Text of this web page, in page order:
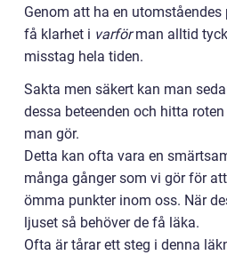
Genom att ha en
få klarhet i varförman alltid
misstag hela tiden.
Sakta men säkert kan man
dessa beteenden och hitta
man gör.
Detta kan ofta vara en
många gånger som vi gör för
ömma punkter inom oss. När
ljuset så behöver de få läka.
Ofta är tårar ett steg i denna